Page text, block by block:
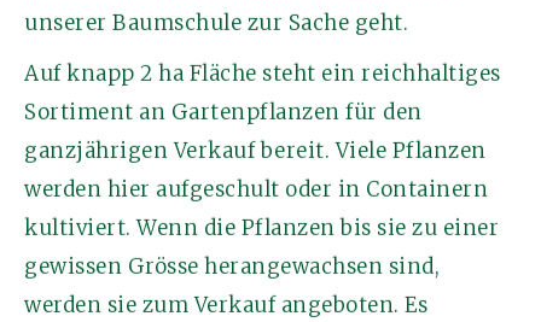
unserer Baumschule zur Sache geht.
Auf knapp 2 ha Fläche steht ein reichhaltiges
Sortiment an Gartenpflanzen für den
ganzjährigen Verkauf bereit. Viele Pflanzen
werden hier aufgeschult oder in Containern
kultiviert. Wenn die Pflanzen bis sie zu einer
gewissen Grösse herangewachsen sind,
werden sie zum Verkauf angeboten. Es